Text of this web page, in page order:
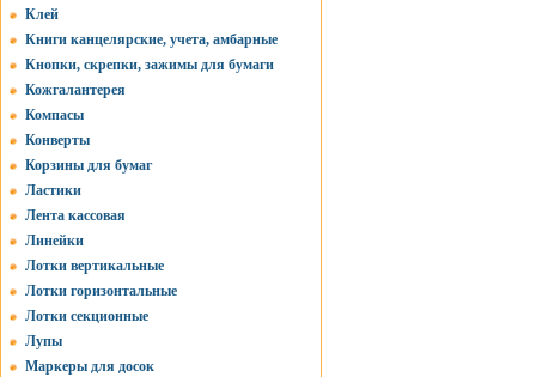
Клей
Книги канцелярские, учета, амбарные
Кнопки, скрепки, зажимы для бумаги
Кожгалантерея
Компасы
Конверты
Корзины для бумаг
Ластики
Лента кассовая
Линейки
Лотки вертикальные
Лотки горизонтальные
Лотки секционные
Лупы
Маркеры для досок